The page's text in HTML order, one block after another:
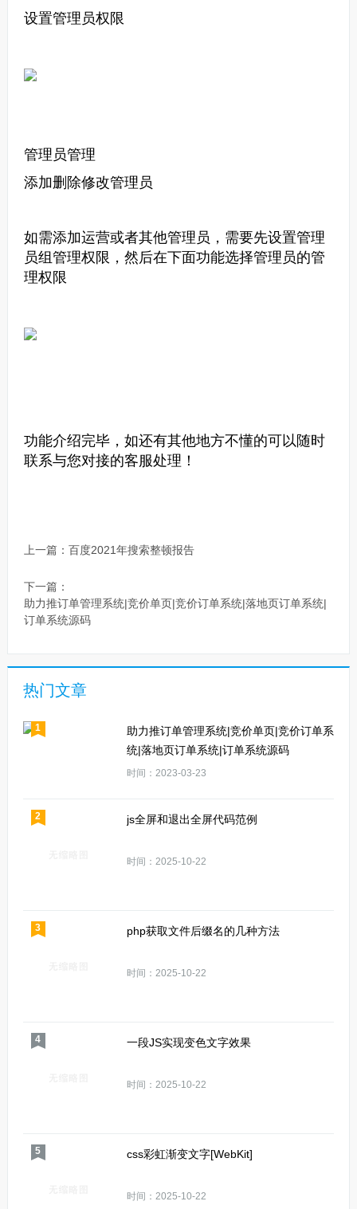
设置管理员权限
管理员管理
添加删除修改管理员
如需添加运营或者其他管理员，需要先设置管理
员组管理权限，然后在下面功能选择管理员的管
理权限
功能介绍完毕，如还有其他地方不懂的可以随时
联系与您对接的客服处理！
上一篇： 百度2021年搜索整顿报告
下一篇：
助力推订单管理系统|竞价单页|竞价订单系统|落地页订单系统|
订单系统源码
热门文章
1
助力推订单管理系统|竞价单页|竞价订单系
统|落地页订单系统|订单系统源码
时间：2023-03-23
2 js全屏和退出全屏代码范例
时间：2025-10-22
3 php获取文件后缀名的几种方法
时间：2025-10-22
4 一段JS实现变色文字效果
时间：2025-10-22
5 css彩虹渐变文字[WebKit]
时间：2025-10-22